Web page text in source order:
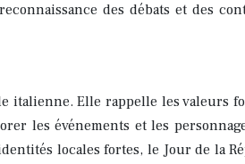
des débats et des
Elle rappelle les valeurs
les événements et les
locales fortes, le Jour de la